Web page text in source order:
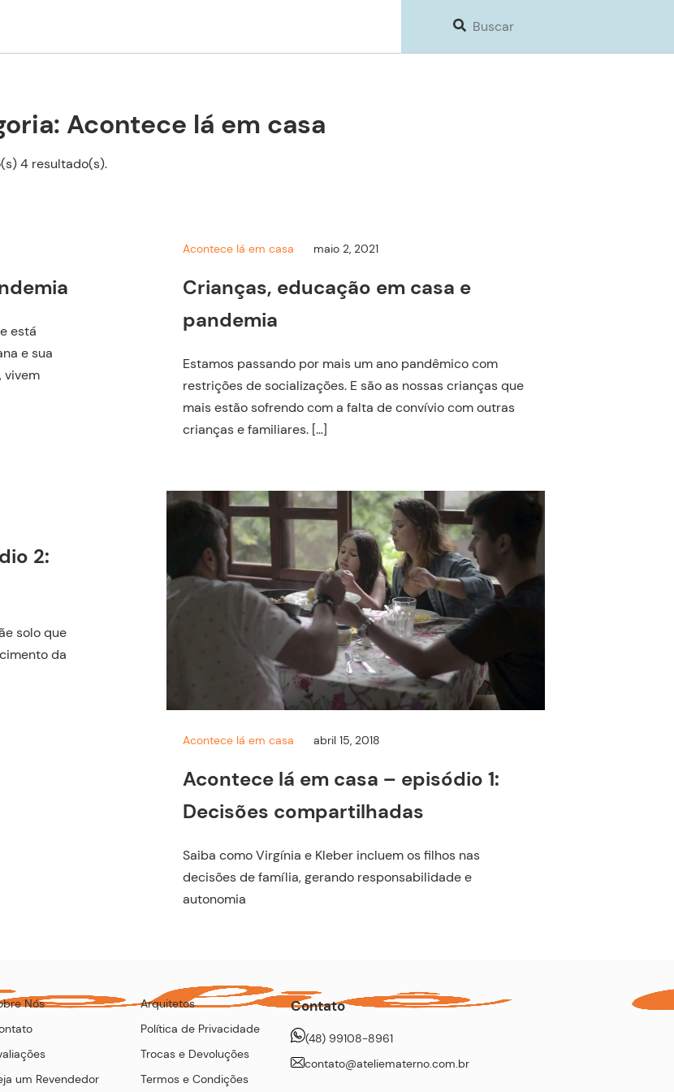
Acontece lá em casa
4 resultado(s).
está
e sua
vivem
Acontece lá em casa maio 2, 2021
Crianças, educação em casa e
pandemia
Estamos passando por mais um ano pandêmico com
restrições de socializações. E são as nossas crianças que
mais estão sofrendo com a falta de convívio com outras
crianças e familiares. […]
2:
solo que
da
Acontece lá em casa abril 15, 2018
Acontece lá em casa – episódio 1:
Decisões compartilhadas
Saiba como Virgínia e Kleber incluem os filhos nas
decisões de família, gerando responsabilidade e
autonomia
Nós
um Revendedor
Arquitetos
Política de Privacidade
Trocas e Devoluções
Termos e Condições
Contato
(48) 99108-8961
contato@ateliematerno.com.br